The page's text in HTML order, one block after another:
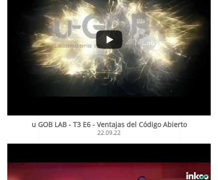
u GOB LAB - T3 E6 - Ventajas del Código Abierto
22.09.22